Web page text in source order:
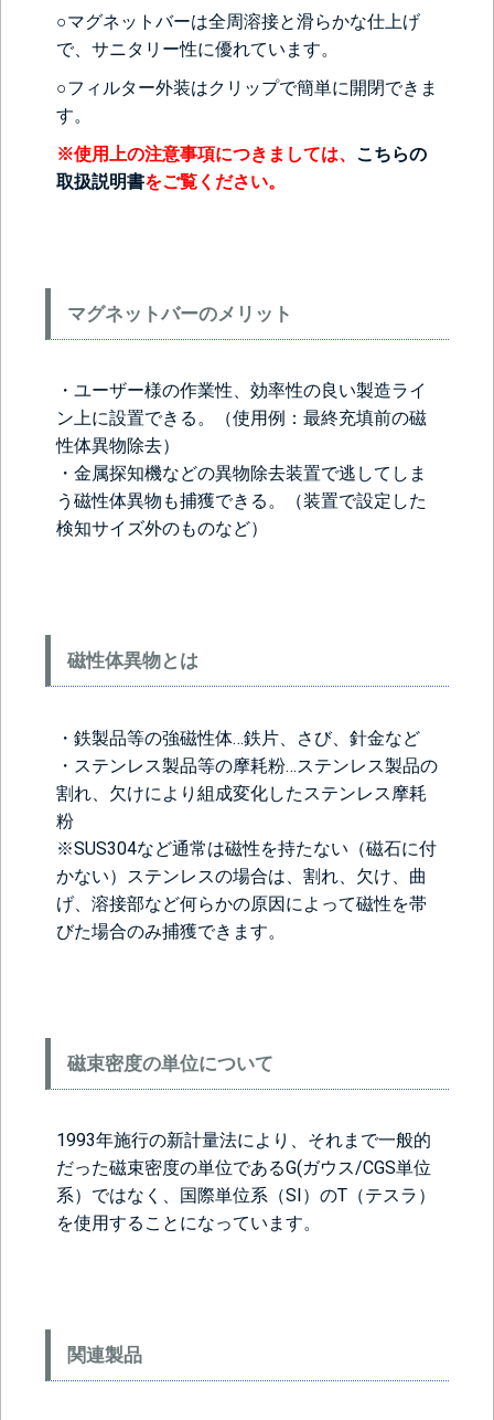
○マグネットバーは全周溶接と滑らかな仕上げ
で、サニタリー性に優れています。
○フィルター外装はクリップで簡単に開閉できま
す。
※使用上の注意事項につきましては、 こちらの
取扱説明書をご覧ください。
マグネットバーのメリット
・ユーザー様の作業性、効率性の良い製造ライ
ン上に設置できる。（使用例：最終充填前の磁
性体異物除去）
・金属探知機などの異物除去装置で逃してしま
う磁性体異物も捕獲できる。（装置で設定した
検知サイズ外のものなど）
磁性体異物とは
・鉄製品等の強磁性体…鉄片、さび、針金など
・ステンレス製品等の摩耗粉…ステンレス製品の
割れ、欠けにより組成変化したステンレス摩耗
粉
※SUS304など通常は磁性を持たない（磁石に付
かない）ステンレスの場合は、割れ、欠け、曲
げ、溶接部など何らかの原因によって磁性を帯
びた場合のみ捕獲できます。
磁束密度の単位について
1993年施行の新計量法により、それまで一般的
だった磁束密度の単位であるG(ガウス/CGS単位
系）ではなく、国際単位系（SI）のT（テスラ）
を使用することになっています。
関連製品